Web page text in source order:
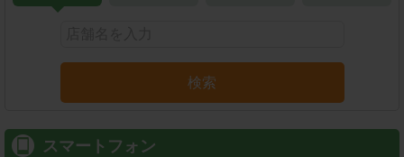
検索
スマートフォン